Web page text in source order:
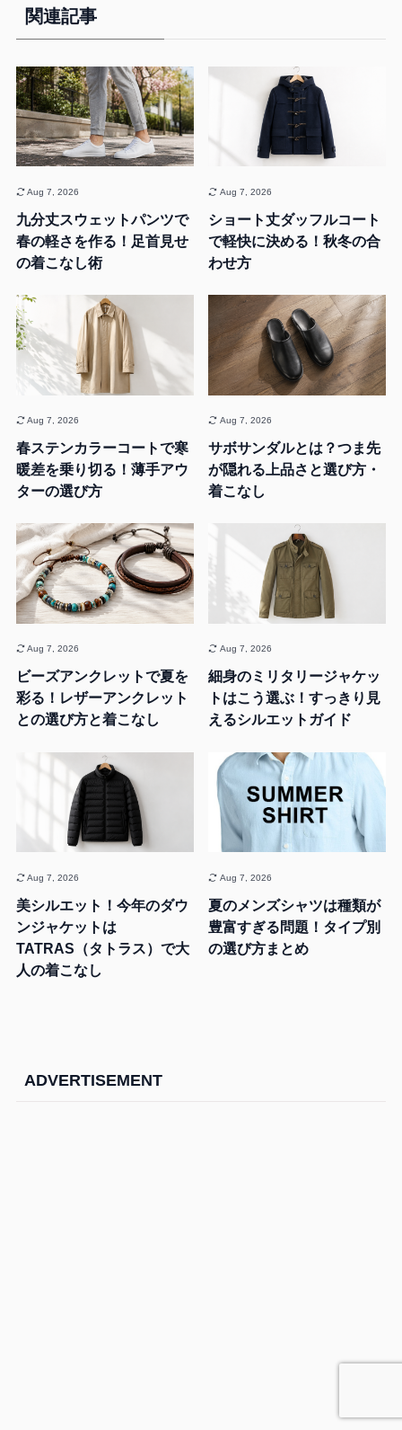
関連記事
九分丈スウェットパンツで
春の軽さを作る！足首見せ
の着こなし術
Aug 7, 2026
ショート丈ダッフルコート
で軽快に決める！秋冬の合
わせ方
Aug 7, 2026
春ステンカラーコートで寒
暖差を乗り切る！薄手アウ
ターの選び方
Aug 7, 2026
サボサンダルとは？つま先
が隠れる上品さと選び方・
着こなし
Aug 7, 2026
ビーズアンクレットで夏を
彩る！レザーアンクレット
との選び方と着こなし
Aug 7, 2026
細身のミリタリージャケッ
トはこう選ぶ！すっきり見
えるシルエットガイド
Aug 7, 2026
美シルエット！今年のダウ
ンジャケットは
TATRAS（タトラス）で大
人の着こなし
Aug 7, 2026
夏のメンズシャツは種類が
豊富すぎる問題！タイプ別
の選び方まとめ
Aug 7, 2026
ADVERTISEMENT